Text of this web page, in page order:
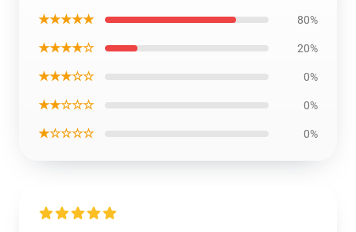
★★★★★ 80%
★★★★☆ 20%
★★★☆☆ 0%
★★☆☆☆ 0%
★☆☆☆☆ 0%